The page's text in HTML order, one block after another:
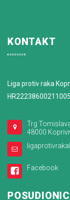
KONTAKT
Liga protiv raka
Trg
48000
Facebook